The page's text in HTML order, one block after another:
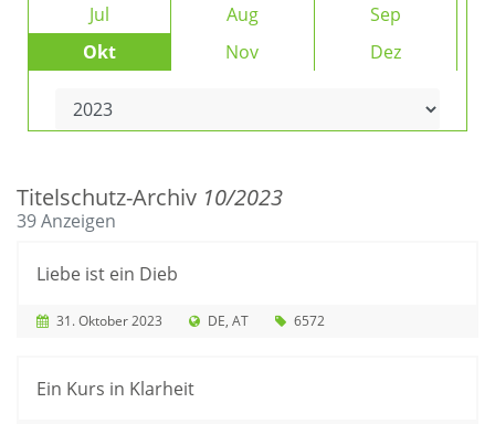
Jul
Aug
Sep
Okt
Nov Dez
Titelschutz-Archiv 10/2023
39 Anzeigen
Liebe ist ein Dieb
31. Oktober 2023 DE AT 6572
Ein Kurs in Klarheit